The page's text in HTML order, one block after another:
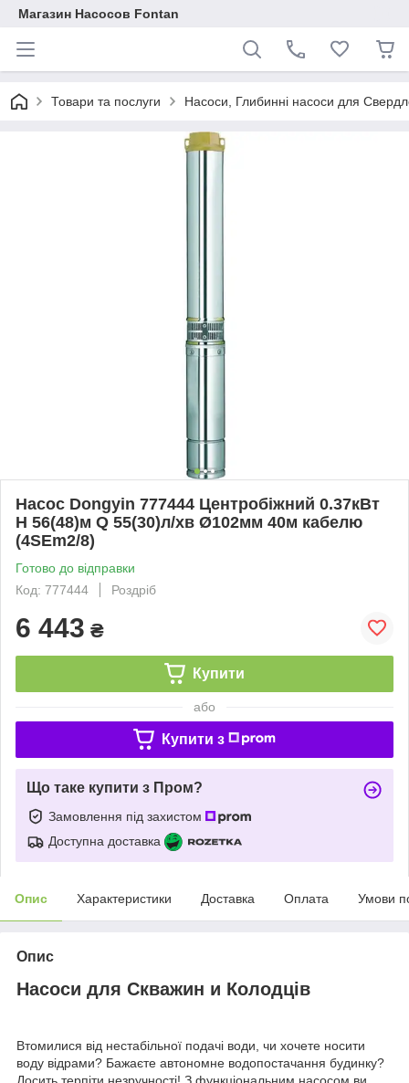
Магазин Насосов Fontan
Товари та послуги Насоси, Глибинні насоси для
Насос Dongyin 777444 Центробіжний 0.37кВт
H 56(48)м Q 55(30)л/хв Ø102мм 40м кабелю
(4SEm2/8)
Готово до відправки
Код: 777444
Роздріб
6 443 ₴
Купити
або
Купити з
Що таке купити з Пром?
Замовлення під захистом
Доступна доставка
Опис Характеристики Доставка Оплата Умови
Опис
Насоси для Скважин и Колодців
Втомилися від нестабільної подачі води, чи хочете носити
воду відрами? Бажаєте автономне водопостачання будинку?